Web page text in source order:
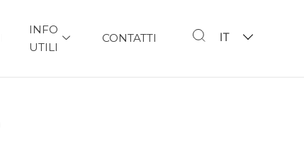
INFO
UTILI
CONTATTI IT